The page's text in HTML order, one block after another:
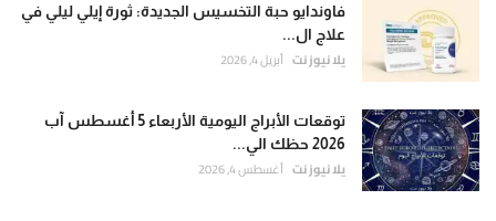
فاوندايو حبة التخسيس الجديدة: ثورة إيلي ليلي في
علاج ال...
يلا نيوز نت أبريل 4, 2026
توقعات الأبراج اليومية الأربعاء 5 أغسطس آب
2026 حظك الي...
يلا نيوز نت أغسطس 4, 2026